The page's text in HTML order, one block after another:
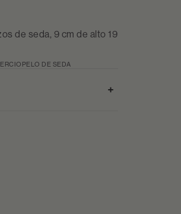
de seda, 9 cm de alto 19
DE SEDA